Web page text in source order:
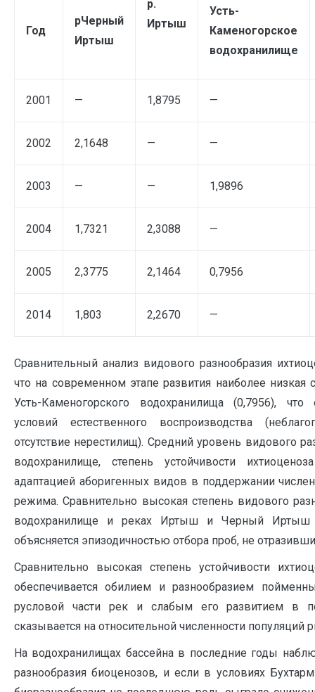
Год
рЧерный
Иртыш
р.
Иртыш
Усть-
Каменогор­ское
водохранилище
2001 — 1,8795 —
2002 2,1648 — —
2003 — — 1,9896
2004 1,7321 2,3088 —
2005 2,3775 2,1464 0,7956
2014 1,803 2,2670 —
Сравнительный анализ видового разнообразия
что на современном этапе развития наиболее низкая
Усть-Каменогорского водохранилища (0,7956), что
условий естественного воспроизводства
отсутствие нерестилищ). Средний уровень видового
водохранилище, степень устойчивости
адаптацией аборигенных видов в поддержании
режима. Сравнительно высокая степень видового
водохранилище и реках Иртыш и Черный Иртыш
объясняется эпизодичностью отбора проб, не
Сравнительно высокая степень устойчивости
обеспечивается обилием и разнообразием
русловой части рек и слабым его развитием в
сказывается на относительной численности популяций
На водохранилищах бассейна в последние годы
разнообразия биоценозов, и если в условиях